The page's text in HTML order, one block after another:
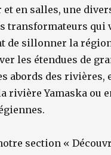
en salles, une
transformateurs qui
de sillonner la
les étendues de
abords des rivières,
rivière Yamaska ou
section «